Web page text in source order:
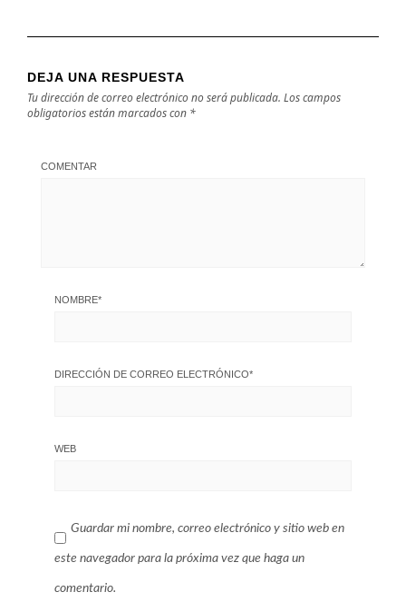
DEJA UNA RESPUESTA
Tu dirección de correo electrónico no será publicada. Los campos
obligatorios están marcados con *
COMENTAR
NOMBRE*
DIRECCIÓN DE CORREO ELECTRÓNICO*
WEB
Guardar mi nombre, correo electrónico y sitio web en
este navegador para la próxima vez que haga un
comentario.